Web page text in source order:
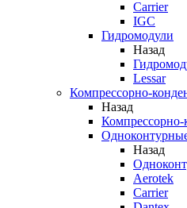
Carrier
IGC
Гидромодули
Назад
Lessar
Компрессорно-
Назад
Назад
Aerotek
Carrier